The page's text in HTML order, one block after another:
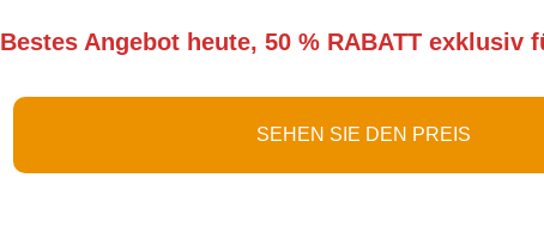
Bestes Angebot heute, 50 % RABATT exklusiv
SEHEN SIE DEN PREIS